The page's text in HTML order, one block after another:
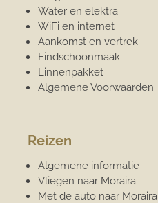
Water en elektra
WiFi en internet
Aankomst en vertrek
Eindschoonmaak
Linnenpakket
Algemene Voorwaarden
Reizen
Algemene informatie
Vliegen naar Moraira
Met de auto naar Moraira